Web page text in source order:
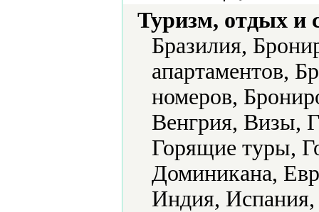
Туризм, отдых и
Бразилия,
апартаментов,
номеров,
Венгрия, Визы,
Горящие туры,
Доминикана,
Индия,